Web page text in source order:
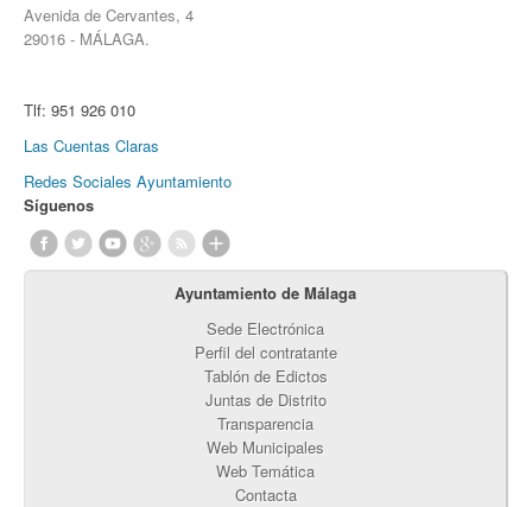
Avenida de Cervantes, 4
29016 - MÁLAGA.
Tlf: 951 926 010
Las Cuentas Claras
Redes Sociales Ayuntamiento
Síguenos
Ayuntamiento de Málaga
Sede Electrónica
Perfil del contratante
Tablón de Edictos
Juntas de Distrito
Transparencia
Web Municipales
Web Temática
Contacta